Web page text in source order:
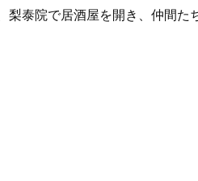
泰院で居酒屋を開き、仲間た